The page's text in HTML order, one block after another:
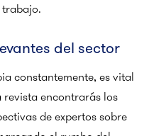
del sector
constantemente, es vital
encontrarás los
de expertos sobre